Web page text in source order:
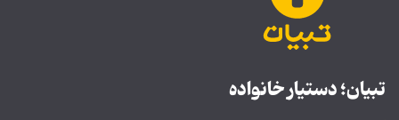
تبیان؛ دستیار خانواده